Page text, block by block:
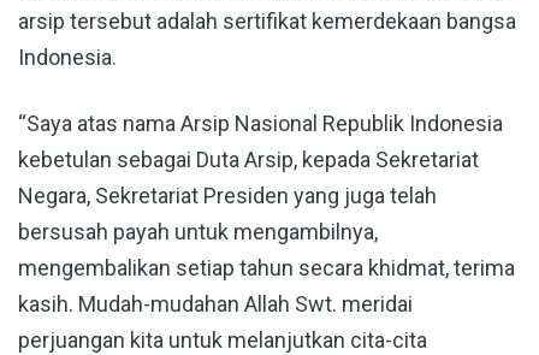
arsip tersebut adalah sertifikat kemerdekaan bangsa
Indonesia.
“Saya atas nama Arsip Nasional Republik Indonesia
kebetulan sebagai Duta Arsip, kepada Sekretariat
Negara, Sekretariat Presiden yang juga telah
bersusah payah untuk mengambilnya,
mengembalikan setiap tahun secara khidmat, terima
kasih. Mudah-mudahan Allah Swt. meridai
perjuangan kita untuk melanjutkan cita-cita